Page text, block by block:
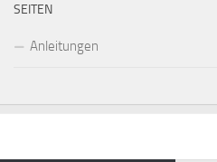
SEITEN
Anleitungen